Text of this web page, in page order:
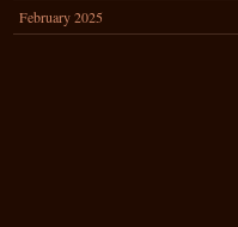
February 2025